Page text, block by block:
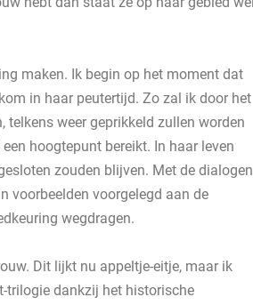
maken. Ik begin op het moment dat
in haar peutertijd. Zo zal ik door het
weer geprikkeld zullen worden
hoogtepunt bereikt. In haar leven
zouden blijven. Met de dialogen
voorbeelden voorgelegd aan de
wegdragen.
Dit lijkt nu appeltje-eitje, maar ik
trilogie dankzij het historische